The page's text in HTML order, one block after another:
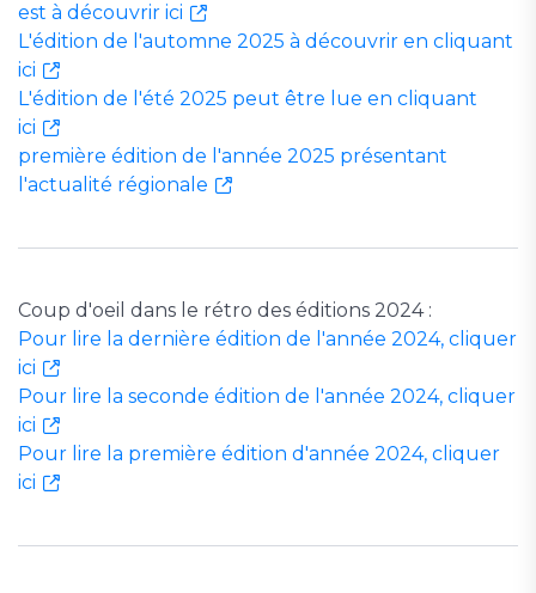
est à découvrir ici
L'édition de l'automne 2025 à découvrir en cliquant
ici
L'édition de l'été 2025 peut être lue en cliquant
ici
première édition de l'année 2025 présentant
l'actualité régionale
Coup d'oeil dans le rétro des éditions 2024 :
Pour lire la dernière édition de l'année 2024, cliquer
ici
Pour lire la seconde édition de l'année 2024, cliquer
ici
Pour lire la première édition d'année 2024, cliquer
ici